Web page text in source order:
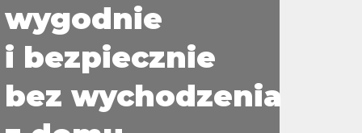
wygodnie
i bezpiecznie
bez wychodzenia